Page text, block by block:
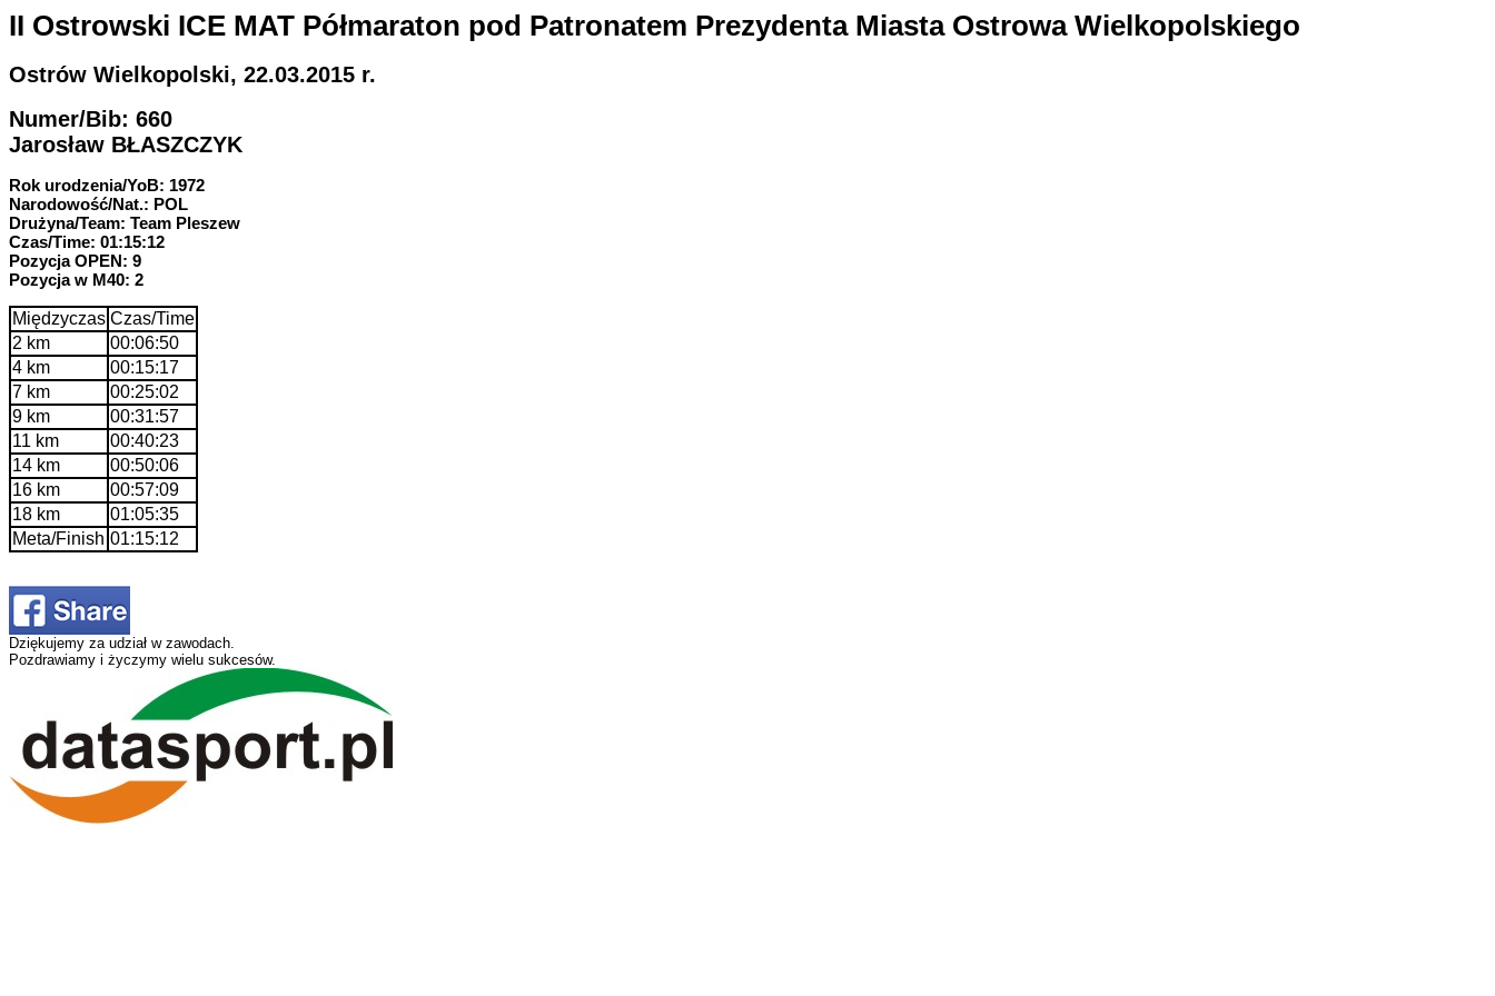
II Ostrowski ICE MAT Półmaraton pod Patronatem Prezydenta Miasta Ostrowa Wielkopolskiego
Ostrów Wielkopolski, 22.03.2015 r.
Numer/Bib: 660
Jarosław BŁASZCZYK
Rok urodzenia/YoB: 1972
Narodowość/Nat.: POL
Drużyna/Team: Team Pleszew
Czas/Time: 01:15:12
Pozycja OPEN: 9
Pozycja w M40: 2
Międzyczas Czas/Time
2 km
00:06:50
4 km
00:15:17
7 km
00:25:02
9 km
00:31:57
11 km
00:40:23
14 km
00:50:06
16 km
00:57:09
18 km
01:05:35
Meta/Finish 01:15:12
Dziękujemy za udział w zawodach.
Pozdrawiamy i życzymy wielu sukcesów.